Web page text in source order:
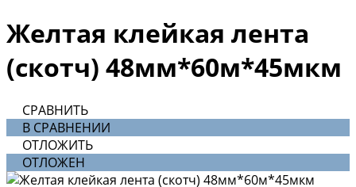
Желтая клейкая лента
(скотч) 48мм*60м*45мкм
СРАВНИТЬ
В СРАВНЕНИИ
ОТЛОЖИТЬ
ОТЛОЖЕН